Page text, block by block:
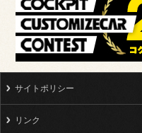
サイトポリシー
リンク